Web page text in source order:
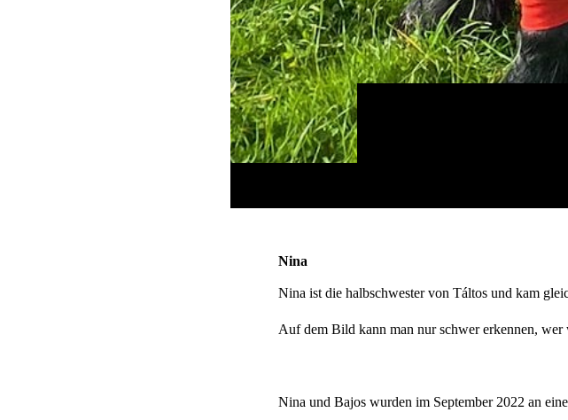
Nina
Nina ist die halbschwester von Táltos und kam
Auf dem Bild kann man nur schwer erkennen,
Nina und Bajos wurden im September 2022 an